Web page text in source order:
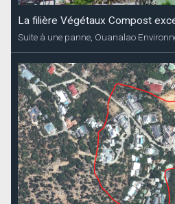
La filière Végétaux Compost
Suite à une panne, Ouanalao